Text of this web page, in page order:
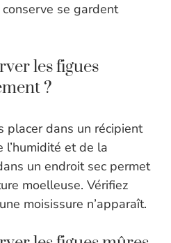
se gardent
les figues
?
placer dans un récipient
l’humidité et de la
un endroit sec permet
moelleuse. Vérifiez
moisissure n’apparaît.